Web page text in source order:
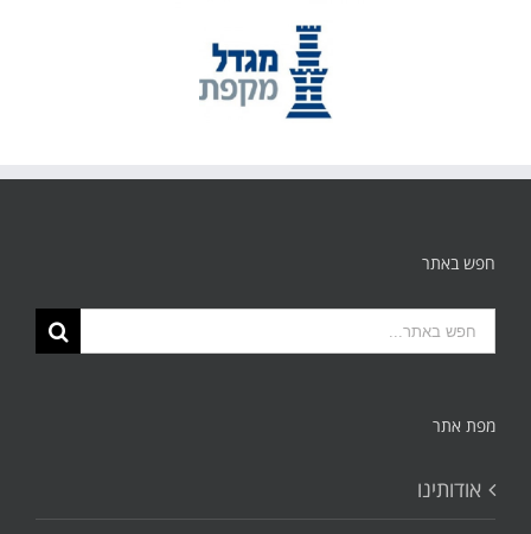
חפש באתר
תוצאות
החיפוש
מפת אתר
אודותינו